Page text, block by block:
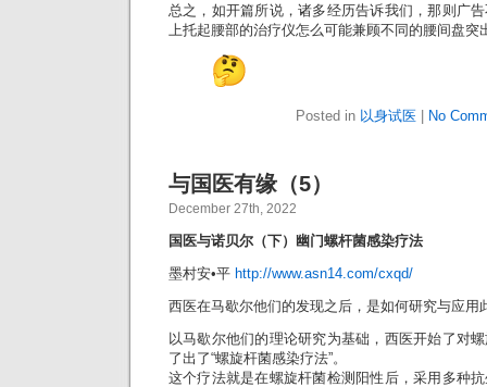
总之，如开篇所说，诸多经历告诉我们，那则广
上托起腰部的治疗仪怎么可能兼顾不同的腰间盘
Posted in 以身试医 | No
与国医有缘（5）
December 27th, 2022
国医与诺贝尔（下）幽门螺杆菌感染疗法
墨村安•平 http://www.asn14.com/cxqd/
西医在马歇尔他们的发现之后，是如何研究与应用
以马歇尔他们的理论研究为基础，西医开始了对
了出了“螺旋杆菌感染疗法”。
这个疗法就是在螺旋杆菌检测阳性后，采用多种